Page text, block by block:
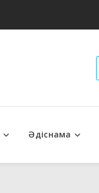
Әдіснама